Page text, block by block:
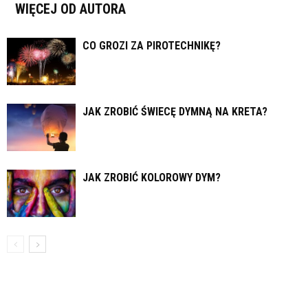
WIĘCEJ OD AUTORA
CO GROZI ZA PIROTECHNIKĘ?
JAK ZROBIĆ ŚWIECĘ DYMNĄ NA KRETA?
JAK ZROBIĆ KOLOROWY DYM?